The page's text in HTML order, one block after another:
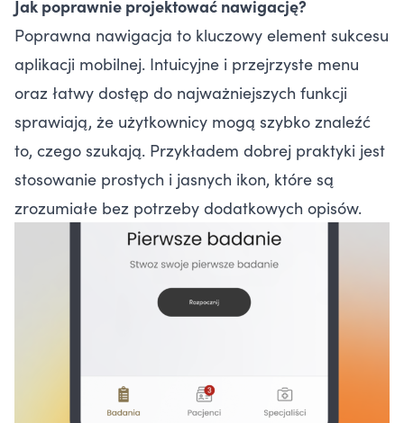
Jak poprawnie projektować nawigację?
Poprawna nawigacja to kluczowy element sukcesu
aplikacji mobilnej. Intuicyjne i przejrzyste menu
oraz łatwy dostęp do najważniejszych funkcji
sprawiają, że użytkownicy mogą szybko znaleźć
to, czego szukają. Przykładem dobrej praktyki jest
stosowanie prostych i jasnych ikon, które są
zrozumiałe bez potrzeby dodatkowych opisów.